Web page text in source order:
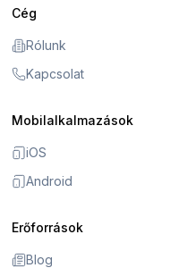
Cég
Rólunk
Kapcsolat
Mobilalkalmazások
iOS
Android
Erőforrások
Blog